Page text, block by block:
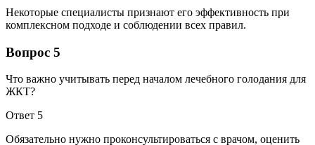
Некоторые специалисты признают его эффективность при
комплексном подходе и соблюдении всех правил.
Вопрос 5
Что важно учитывать перед началом лечебного голодания для
ЖКТ?
Ответ 5
Обязательно нужно проконсультироваться с врачом, оценить